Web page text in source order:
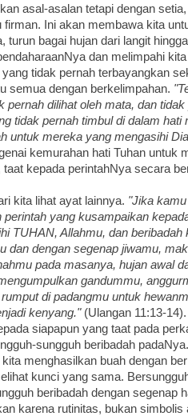
asal-asalan tetapi dengan
firman. Ini akan membawa kita
turun bagai hujan dari langit
dan melimpahi
yang tidak pernah terbayangkan
semua dengan berkelimpahan.
pernah dilihat oleh mata, dan
tidak pernah timbul di dalam
untuk mereka yang mengasihi
kemurahan hati Tuhan untuk
taat kepada perintahNya secara
kita lihat ayat lainnya. "Jika
perintah yang kusampaikan
TUHAN, Allahmu, dan beribadah
dan dengan segenap jiwamu,
pada masanya, hujan awal
gandummu,
di padangmu untuk
kenyang."(Ulangan 11:13-
siapapun yang taat pada
sungguh beribadah
menghasilkan buah dengan
kunci yang sama.
beribadah dengan segenap
karena rutinitas, bukan simbolis